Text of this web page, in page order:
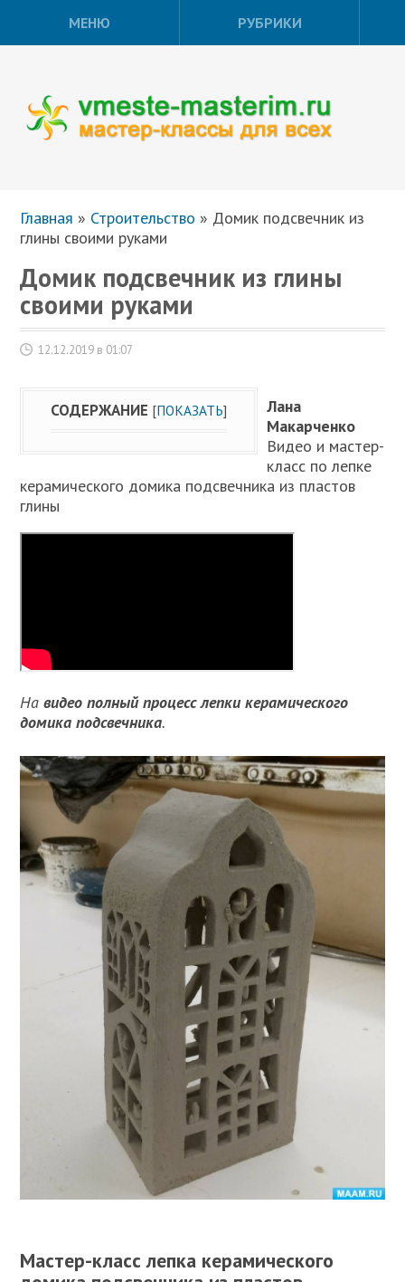
МЕНЮ РУБРИКИ
Главная » Строительство » Домик подсвечник из
глины своими руками
Домик подсвечник из глины
своими руками
12.12.2019 в 01:07
СОДЕРЖАНИЕ [ПОКАЗАТЬ]
Лана
Макарченко
Видео и мастер-
класс по лепке
керамического домика подсвечника из пластов
глины
Навидео полный процесс лепки керамического
домика подсвечника.
Мастер-класс лепка керамического